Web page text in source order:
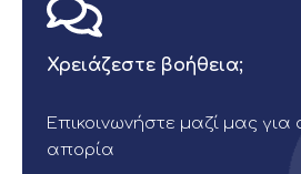
Χρειάζεστε βοήθεια;
Επικοινωνήστε μαζί μας
απορία